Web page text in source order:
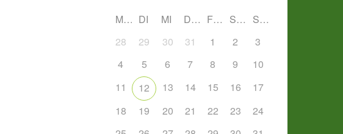
MO DI MI DO FR SA
SO
28
29 30 31 1 2
3
4
5 6 7 8 9
10
11
12 13 14 15 16
17
18
19 20 21 22 23
24